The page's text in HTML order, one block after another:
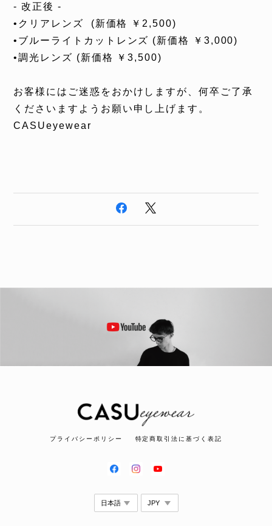
- 改正後 -
•クリアレンズ
(新価格 ￥ 2,500)
•ブルーライトカットレンズ (新価格 ￥ 3,000)
•調光レンズ (新価格 ￥3,500)
お客様にはご迷惑をおかけしますが、何卒ご了承
くださいますようお願い申し上げます。
CASUeyewear
プライバシーポリシー 特定商取引法に基づく表記